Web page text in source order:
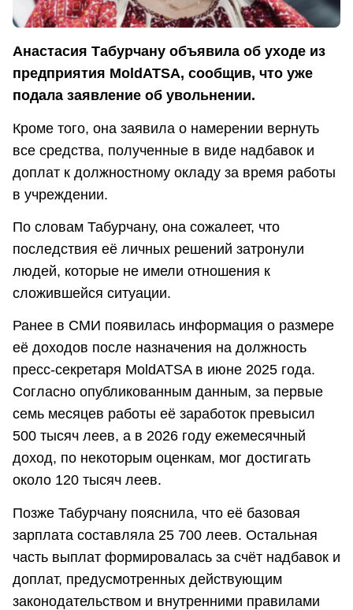
Анастасия Табурчану объявила об уходе из
предприятия MoldATSA, сообщив, что уже
подала заявление об увольнении.
Кроме того, она заявила о намерении вернуть
все средства, полученные в виде надбавок и
доплат к должностному окладу за время работы
в учреждении.
По словам Табурчану, она сожалеет, что
последствия её личных решений затронули
людей, которые не имели отношения к
сложившейся ситуации.
Ранее в СМИ появилась информация о размере
её доходов после назначения на должность
пресс-секретаря MoldATSA в июне 2025 года.
Согласно опубликованным данным, за первые
семь месяцев работы её заработок превысил
500 тысяч леев, а в 2026 году ежемесячный
доход, по некоторым оценкам, мог достигать
около 120 тысяч леев.
Позже Табурчану пояснила, что её базовая
зарплата составляла 25 700 леев. Остальная
часть выплат формировалась за счёт надбавок и
доплат, предусмотренных действующим
законодательством и внутренними правилами